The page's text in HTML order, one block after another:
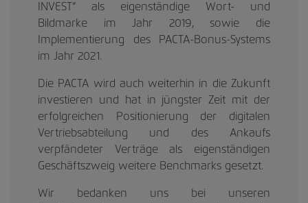
INVEST“ als eigenständige Wort- und
Bildmarke im Jahr 2019, sowie die
Implementierung des PACTA-Bonus-Systems
im Jahr 2021.
Die PACTA wird auch weiterhin in die Zukunft
investieren und hat in jüngster Zeit mit der
erfolgreichen Positionierung der digitalen
Vertriebsabteilung und des Ankaufs
verpfändeter Verträge als eigenständigen
Geschäftszweig weitere Benchmarks gesetzt.
Wir bedanken uns bei unseren